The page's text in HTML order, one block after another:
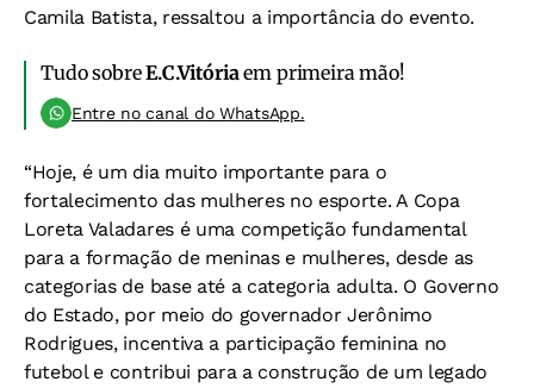
Camila Batista, ressaltou a importância do evento.
Tudo sobreE.C.Vitóriaem primeira mão!
Entre no canal do WhatsApp.
“Hoje, é um dia muito importante para o
fortalecimento das mulheres no esporte. A Copa
Loreta Valadares é uma competição fundamental
para a formação de meninas e mulheres, desde as
categorias de base até a categoria adulta. O Governo
do Estado, por meio do governador Jerônimo
Rodrigues, incentiva a participação feminina no
futebol e contribui para a construção de um legado